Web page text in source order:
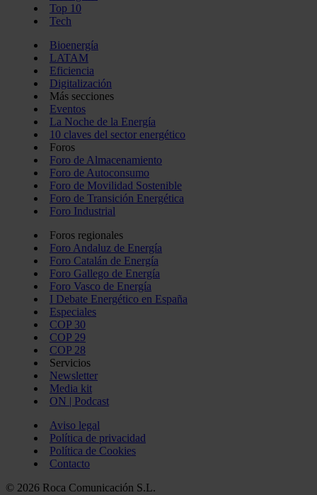
Top 10
Tech
Bioenergía
LATAM
Eficiencia
Digitalización
Más secciones
Eventos
La Noche de la Energía
10 claves del sector energético
Foros
Foro de Almacenamiento
Foro de Autoconsumo
Foro de Movilidad Sostenible
Foro de Transición Energética
Foro Industrial
Foros regionales
Foro Andaluz de Energía
Foro Catalán de Energía
Foro Gallego de Energía
Foro Vasco de Energía
I Debate Energético en España
Especiales
COP 30
COP 29
COP 28
Servicios
Newsletter
Media kit
ON | Podcast
Aviso legal
Política de privacidad
Política de Cookies
Contacto
© 2026 Roca Comunicación S.L.